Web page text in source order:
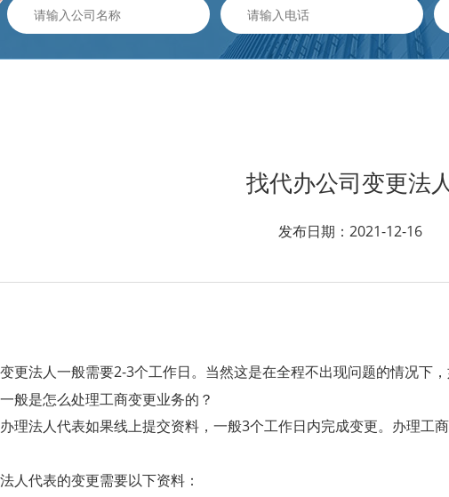
找代办公司变更法
发布日期：2021-12-16
更法人一般需要2-3个工作日。当然这是在全程不出现问题的情况下
般是怎么处理工商变更业务的？
理法人代表如果线上提交资料，一般3个工作日内完成变更。办理工
人代表的变更需要以下资料：